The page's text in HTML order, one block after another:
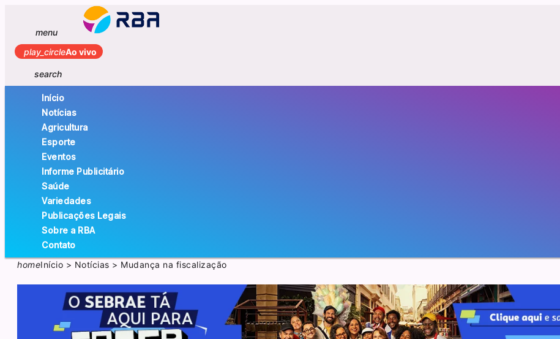
menu
play_circleAo vivo
search
Início
Notícias
Agricultura
Esporte
Eventos
Informe Publicitário
Saúde
Variedades
Publicações Legais
Sobre a RBA
Contato
homeInício > Notícias > Mudança na fiscalização